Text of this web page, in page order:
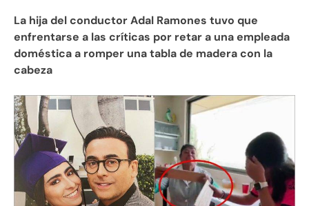
La hija del conductor Adal Ramones tuvo que
enfrentarse a las críticas por retar a una empleada
doméstica a romper una tabla de madera con la
cabeza